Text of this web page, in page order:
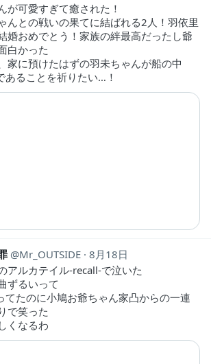
が可愛すぎて癒された！
んとの戦いの果てに結ばれる2人！羽依里
婚おめでとう！家族の絆最高だったし爺
白かった
家に預けたはずの羽未ちゃんが船の中
あることを祈りたい…！
Mr_OUTSIDE 8月18日
アルカテイル-recall-で泣いた
ずるいって
てたのに小鳩お爺ちゃん家凸からの一連
で笑った
くなるわ